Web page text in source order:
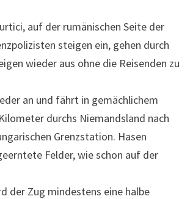
auf der rumänischen Seite der
steigen ein, gehen durch
wieder aus ohne die Reisenden zu
an und fährt in gemächlichem
durchs Niemandsland nach
Grenzstation. Hasen
Felder, wie schon auf der
der Zug mindestens eine halbe